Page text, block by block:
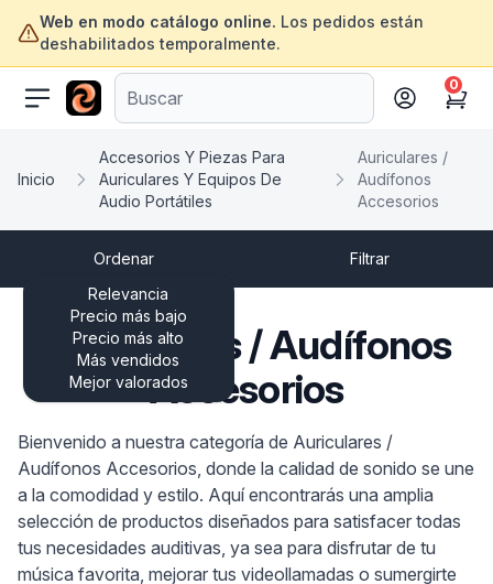
Web en modo catálogo online. Los pedidos están
deshabilitados temporalmente.
ofertasinformatica.com
Cart
0
Inicio
Accesorios Y Piezas Para
Auriculares Y Equipos De
Audio Portátiles
Auriculares /
Audífonos
Accesorios
Ordenar
Relevancia
Precio más bajo
Precio más alto
Más vendidos
Mejor valorados
Filtrar
Auriculares / Audífonos
Accesorios
Bienvenido a nuestra categoría de Auriculares /
Audífonos Accesorios, donde la calidad de sonido se une
a la comodidad y estilo. Aquí encontrarás una amplia
selección de productos diseñados para satisfacer todas
tus necesidades auditivas, ya sea para disfrutar de tu
música favorita, mejorar tus videollamadas o sumergirte